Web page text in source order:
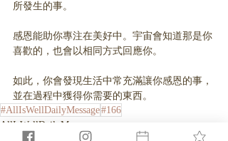
所發生的事。
感恩能助你專注在美好中。宇宙會知道那是你
喜歡的，也會以相同方式回應你。
如此，你會發現生活中常充滿讓你感恩的事，
並在過程中獲得你需要的東西。
#AllIsWellDailyMessage#166
AllIsWellDailyMessage